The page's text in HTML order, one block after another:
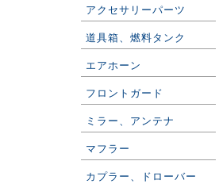
アクセサリーパーツ
道具箱、燃料タンク
エアホーン
フロントガード
ミラー、アンテナ
マフラー
カプラー、ドローバー